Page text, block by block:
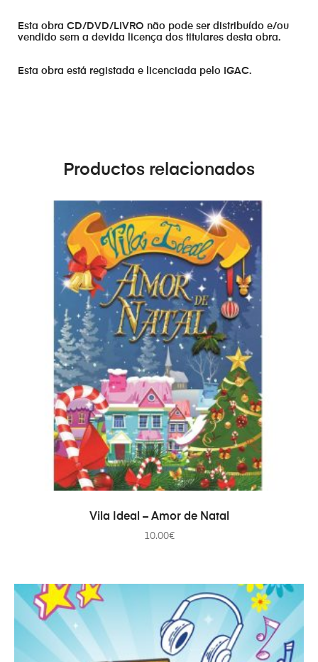
Esta obra CD/DVD/LIVRO não pode ser distribuído e/ou
vendido sem a devida licença dos titulares desta obra.
Esta obra está registada e licenciada pelo IGAC.
Productos relacionados
AÑADIR AL CARRITO
Vila Ideal – Amor de Natal
10.00€